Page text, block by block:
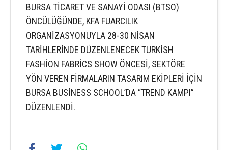
BURSA TİCARET VE SANAYİ ODASI (BTSO)
ÖNCÜLÜĞÜNDE, KFA FUARCILIK
ORGANİZASYONUYLA 28-30 NİSAN
TARİHLERİNDE DÜZENLENECEK TURKİSH
FASHİON FABRİCS SHOW ÖNCESİ, SEKTÖRE
YÖN VEREN FİRMALARIN TASARIM EKİPLERİ İÇİN
BURSA BUSİNESS SCHOOL’DA “TREND KAMPI”
DÜZENLENDİ.